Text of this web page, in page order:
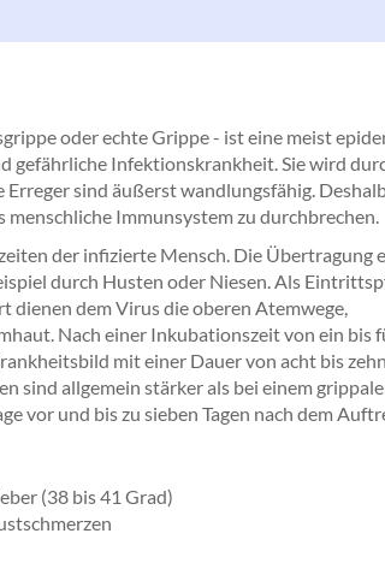
oder echte Grippe - ist eine meist
gefährliche Infektionskrankheit. Sie wird
sind äußerst wandlungsfähig.
menschliche Immunsystem zu durchbrechen.
der infizierte Mensch. Die Übertragung
durch Husten oder Niesen. Als
dienen dem Virus die oberen Atemwege,
Nach einer Inkubationszeit von ein bis
mit einer Dauer von acht bis zehn
sind allgemein stärker als bei einem
vor und bis zu sieben Tagen nach dem
(38 bis 41 Grad)